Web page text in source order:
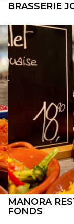
BRASSERIE
MANORA
FONDS